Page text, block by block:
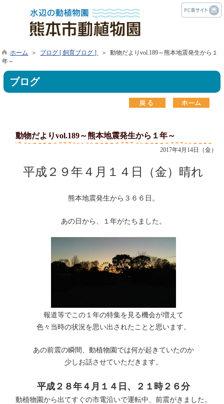
ホーム ＞ ブログ [ 飼育ブログ ]
＞ 動物だよりvol.189～熊本地震発生から１
年～
ブログ
動物だよりvol.189～熊本地震発生から１年～
2017年4月14日（金）
平成２９年４月１４日（金）晴れ
熊本地震発生から３６６日。
あの日から、１年がたちました。
報道等でこの１年の特集を見る機会が増えて
色々当時の状況を思い出されたことと思います。
あの前震の瞬間、動植物園では何が起きていたのか
少しお話させていただきます。
平成２８年４月１４日、２１時２６分
動植物園から出てすぐの市電沿いで運転中、前震がきました。